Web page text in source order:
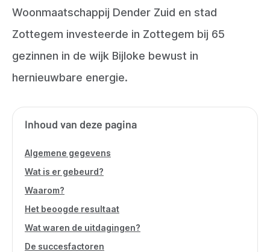
Woonmaatschappij Dender Zuid en stad
Zottegem investeerde in Zottegem bij 65
gezinnen in de wijk Bijloke bewust in
hernieuwbare energie.
Inhoud van deze pagina
Algemene gegevens
Wat is er gebeurd?
Waarom?
Het beoogde resultaat
Wat waren de uitdagingen?
De succesfactoren